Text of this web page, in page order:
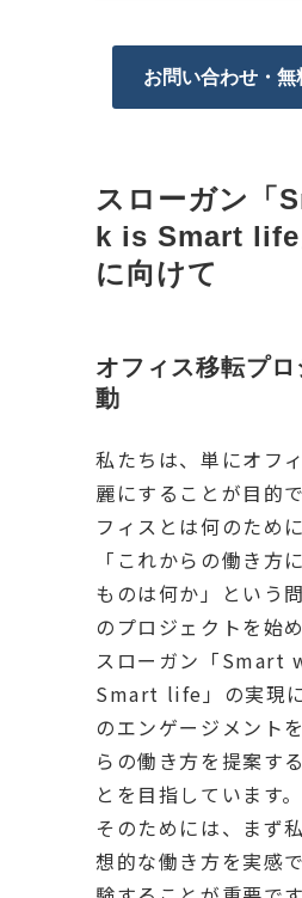
お問い合わせ・無
スローガン「
k is Smart life
に向けて
オフィス移転プ
動
私たちは、単にオフ
麗にすることが目的
フィスとは何のため
「これからの働き方
ものは何か」という
のプロジェクトを始
スローガン「Smart
Smart life」の実現
のエンゲージメント
らの働き方を提案す
とを目指しています。
そのためには、まず
想的な働き方を実感